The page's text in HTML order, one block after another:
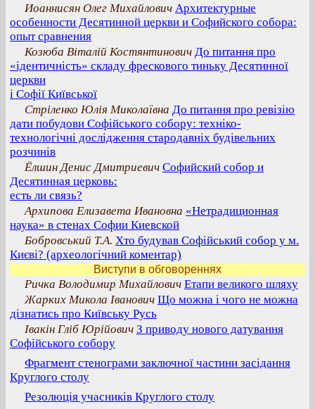
Иоаннисян Олег Михайлович Архитектурные
особенности Десятинной церкви и Софийского собора:
опыт сравнения
Козюба Віталій Костянтинович До питання про
«ідентичність» складу фрескового тиньку Десятинної
церкви
і Софії Київської
Стріленко Юлія Миколаївна До питання про ревізію
дати побудови Софійського собору: техніко-
технологічні дослідження стародавніх будівельних
розчинів
Ёлшин Денис Дмитриевич Софийский собор и
Десятинная церковь:
есть ли связь?
Архипова Елизавета Ивановна «Нетрадиционная
наука» в стенах Софии Киевской
Бобровський Т.А. Хто будував Софійський собор у м.
Києві? (археологічний коментар)
Виступи в обговореннях
Ричка Володимир Михайлович Етапи великого шляху
Жарких Микола Іванович Що можна і чого не можна
дізнатись про Київську Русь
Івакін Гліб Юрійович З приводу нового датування
Софійського собору
Фрагмент стенограми заключної частини засідання
Круглого столу
Резолюція учасників Круглого столу